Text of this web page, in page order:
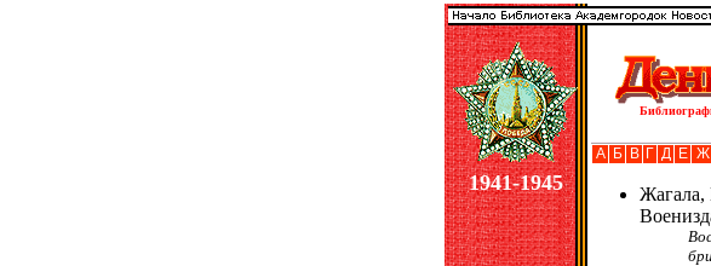
1941-1945
А Б В Г Д Е Ж
Жагала,